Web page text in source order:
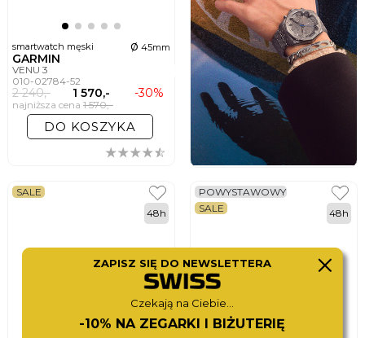
smartwatch męski ø 45mm
GARMIN
VENU 3
010-02784-52
2 240,- 1 570,- -30%
najniższa cena 1 570,-
DO KOSZYKA
SALE
48h
POWYSTAWOWY
SALE
48h
ZAPISZ SIĘ DO NEWSLETTERA
Czekają na Ciebie...
-10% NA ZEGARKI I BIŻUTERIĘ